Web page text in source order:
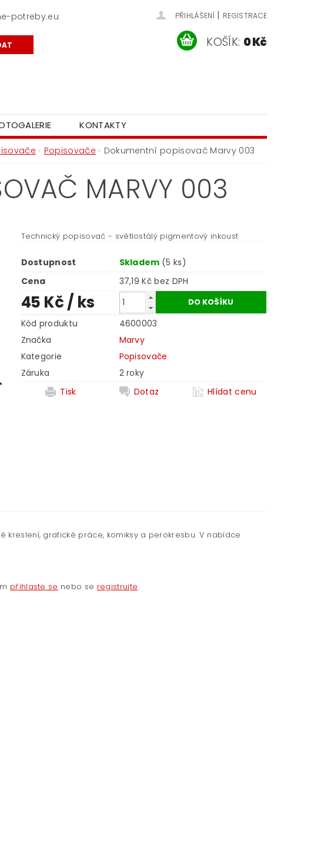
potreby.eu PŘIHLÁŠENÍ | REGISTRACE
KOŠÍK: 0 Kč
KONTAKTY
Popisovače Dokumentní popisovač Marvy 003
MARVY 003
Technický popisovač - světlostálý pigmentový inkoust
Dostupnost Skladem (5 ks)
Cena
37,19 Kč bez DPH
45 Kč/ ks
Kód produktu
4600003
Značka
Marvy
Kategorie
Popisovače
Záruka
2 roky
Tisk
Dotaz Hlídat cenu
grafické práce, komiksy a perokresbu. V nabídce
přihlaste se nebo se registrujte.